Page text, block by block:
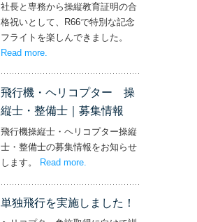
社長と専務から操縦教育証明の合
格祝いとして、R66で特別な記念
フライトを楽しんできました。
Read more
飛行機・ヘリコプター 操
縦士・整備士｜募集情報
飛行機操縦士・ヘリコプター操縦
士・整備士の募集情報をお知らせ
します。
Read more– ‘飛行機・ヘリコプター
.
単独飛行を実施しました！